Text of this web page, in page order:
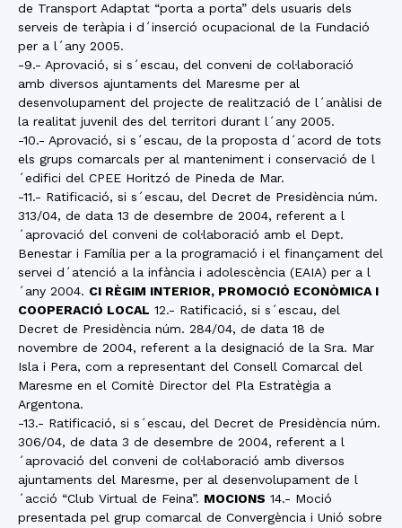
de Transport Adaptat “porta a porta” dels usuaris dels
serveis de teràpia i d´inserció ocupacional de la Fundació
per a l´any 2005.
-9.- Aprovació, si s´escau, del conveni de col·laboració
amb diversos ajuntaments del Maresme per al
desenvolupament del projecte de realització de l´anàlisi de
la realitat juvenil des del territori durant l´any 2005.
-10.- Aprovació, si s´escau, de la proposta d´acord de tots
els grups comarcals per al manteniment i conservació de l
´edifici del CPEE Horitzó de Pineda de Mar.
-11.- Ratificació, si s´escau, del Decret de Presidència núm.
313/04, de data 13 de desembre de 2004, referent a l
´aprovació del conveni de col·laboració amb el Dept.
Benestar i Família per a la programació i el finançament del
servei d´atenció a la infància i adolescència (EAIA) per a l
´any 2004. CI RÈGIM INTERIOR, PROMOCIÓ ECONÒMICA I
COOPERACIÓ LOCAL 12.- Ratificació, si s´escau, del
Decret de Presidència núm. 284/04, de data 18 de
novembre de 2004, referent a la designació de la Sra. Mar
Isla i Pera, com a representant del Consell Comarcal del
Maresme en el Comitè Director del Pla Estratègia a
Argentona.
-13.- Ratificació, si s´escau, del Decret de Presidència núm.
306/04, de data 3 de desembre de 2004, referent a l
´aprovació del conveni de col·laboració amb diversos
ajuntaments del Maresme, per al desenvolupament de l
´acció “Club Virtual de Feina”. MOCIONS 14.- Moció
presentada pel grup comarcal de Convergència i Unió sobre